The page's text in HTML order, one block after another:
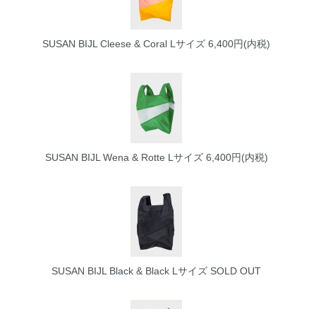
SUSAN BIJL Cleese & Coral Lサイズ 6,400円(内税)
SUSAN BIJL Wena & Rotte Lサイズ6,400円(内税)
SUSAN BIJL Black & Black Lサイズ SOLD OUT